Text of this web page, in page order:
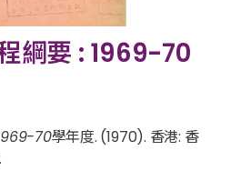
綱要 : 1969-70
70學年度. (1970). 香港: 香